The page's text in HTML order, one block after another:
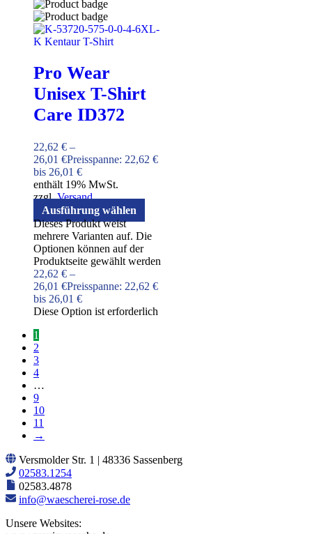
Pro Wear
Unisex T-Shirt
Care ID372
22,62 € –
26,01 €Preisspanne: 22,62 €
bis 26,01 €
enthält 19% MwSt.
zzgl.Versand
Ausführung wählen
Dieses Produkt weist
mehrere Varianten auf. Die
Optionen können auf der
Produktseite gewählt werden
22,62 € –
26,01 €Preisspanne: 22,62 €
bis 26,01 €
Diese Option ist erforderlich
1
2
3
4
…
9
10
11
→
Versmolder Str. 1 | 48336 Sassenberg
02583.1254
02583.4878
info@waescherei-rose.de
Unsere Websites: